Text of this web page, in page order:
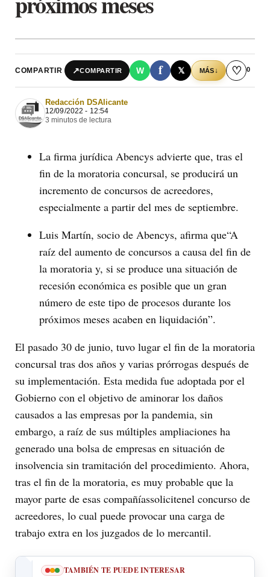
COMPARTIR ↗COMPARTIR W f 𝕏 MÁS↓ ♡ 0
Redacción DSAlicante
12/09/2022 - 12:54
3 minutos de lectura
La firma jurídica Abencys advierte que, tras el
fin de la moratoria concursal, se producirá un
incremento de concursos de acreedores,
especialmente a partir del mes de septiembre.
Luis Martín, socio de Abencys, afirma que“A
raíz del aumento de concursos a causa del fin de
la moratoria y, si se produce una situación de
recesión económica es posible que un gran
número de este tipo de procesos durante los
próximos meses acaben en liquidación”.
El pasado 30 de junio, tuvo lugar el fin de la moratoria
concursal tras dos años y varias prórrogas después de
su implementación. Esta medida fue adoptada por el
Gobierno con el objetivo de aminorar los daños
causados a las empresas por la pandemia, sin
embargo, a raíz de sus múltiples ampliaciones ha
generado una bolsa de empresas en situación de
insolvencia sin tramitación del procedimiento. Ahora,
tras el fin de la moratoria, es muy probable que la
mayor parte de esas compañíassolicitenel concurso de
acreedores, lo cual puede provocar una carga de
trabajo extra en los juzgados de lo mercantil.
TAMBIÉN TE PUEDE INTERESAR